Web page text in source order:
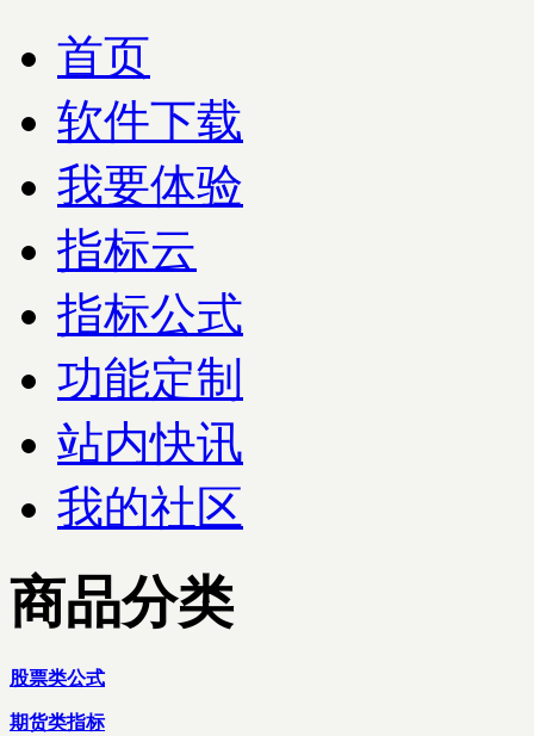
首页
软件下载
我要体验
指标云
指标公式
功能定制
站内快讯
我的社区
商品分类
股票类公式
期货类指标